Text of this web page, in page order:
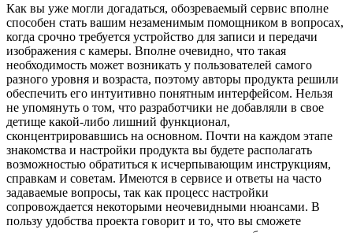
Как вы уже могли догадаться, обозреваемый сервис вполне
способен стать вашим незаменимым помощником в вопросах,
когда срочно требуется устройство для записи и передачи
изображения с камеры. Вполне очевидно, что такая
необходимость может возникать у пользователей самого
разного уровня и возраста, поэтому авторы продукта решили
обеспечить его интуитивно понятным интерфейсом. Нельзя
не упомянуть о том, что разработчики не добавляли в свое
детище какой-либо лишний функционал,
сконцентрировавшись на основном. Почти на каждом этапе
знакомства и настройки продукта вы будете располагать
возможностью обратиться к исчерпывающим инструкциям,
справкам и советам. Имеются в сервисе и ответы на часто
задаваемые вопросы, так как процесс настройки
сопровождается некоторыми неочевидными нюансами. В
пользу удобства проекта говорит и то, что вы сможете